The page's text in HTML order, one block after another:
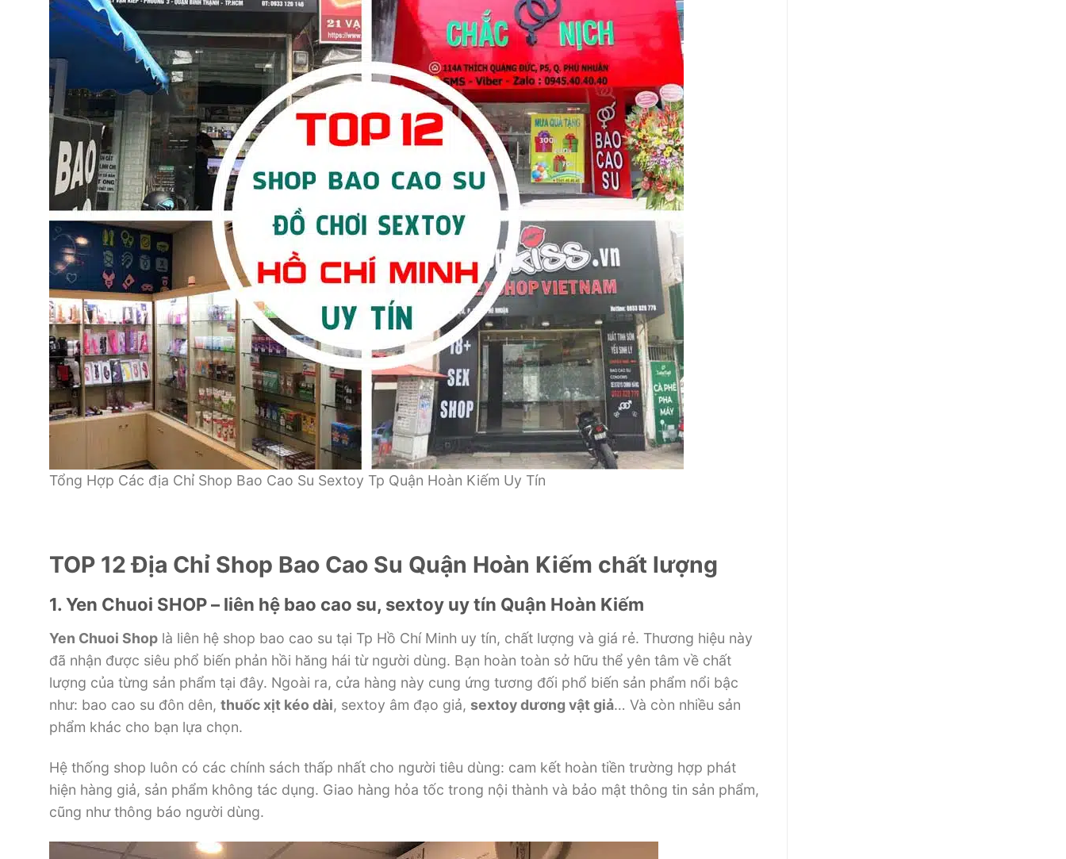
Tổng Hợp Các địa Chỉ Shop Bao Cao Su Sextoy Tp Quận Hoàn Kiếm Uy Tín
TOP 12 Địa Chỉ Shop Bao Cao Su Quận Hoàn Kiếm chất lượng
1. Yen Chuoi SHOP – liên hệ bao cao su, sextoy uy tín Quận Hoàn Kiếm
Yen Chuoi Shop là liên hệ shop bao cao su tại Tp Hồ Chí Minh uy tín, chất lượng và giá rẻ. Thương hiệu này
đã nhận được siêu phổ biến phản hồi hăng hái từ người dùng. Bạn hoàn toàn sở hữu thể yên tâm về chất
lượng của từng sản phẩm tại đây. Ngoài ra, cửa hàng này cung ứng tương đối phổ biến sản phẩm nổi bậc
như: bao cao su đôn dên, thuốcxịt kéo dài, sextoy âm đạo giả, sextoy dương vật giả… Và còn nhiều sản
phẩm khác cho bạn lựa chọn.
Hệ thống shop luôn có các chính sách thấp nhất cho người tiêu dùng: cam kết hoàn tiền trường hợp phát
hiện hàng giả, sản phẩm không tác dụng. Giao hàng hỏa tốc trong nội thành và bảo mật thông tin sản phẩm,
cũng nhưthông báo người dùng.